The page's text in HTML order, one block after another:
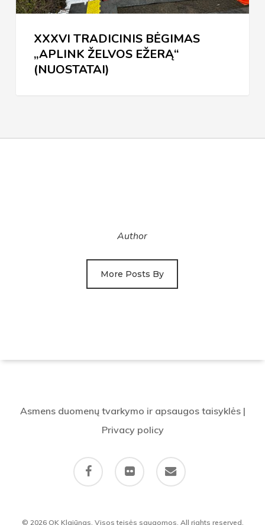
XXXVI TRADICINIS BĖGIMAS
„APLINK ŽELVOS EŽERĄ“
(NUOSTATAI)
Author
More Posts By
Asmens duomenų tvarkymo ir apsaugos taisyklės|
Privacy policy
facebook flickr email
© 2026 OK Klajūnas. Visos teisės saugomos. All rights reserved.